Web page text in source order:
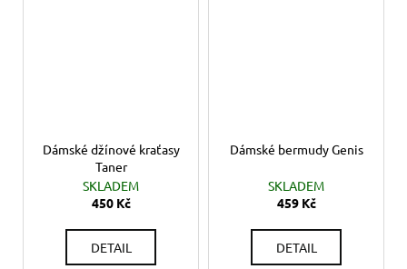
Dámské džínové kraťasy
Taner
SKLADEM
450 Kč
DETAIL
Dámské bermudy Genis
SKLADEM
459 Kč
DETAIL